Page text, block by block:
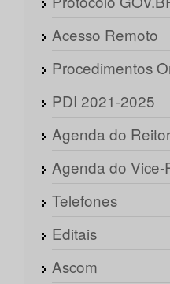
Acesso Remoto
Procedimentos
PDI 2021-2025
Agenda do Reitor
Agenda do Vice-
Telefones
Editais
Ascom